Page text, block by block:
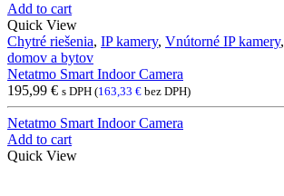
Add to cart
Quick View
Chytré riešenia, IP kamery, Vnútorné IP kamery,
domov a bytov
Netatmo Smart Indoor Camera
195,99 € s DPH (163,33 € bez DPH)
Netatmo Smart Indoor Camera
Add to cart
Quick View